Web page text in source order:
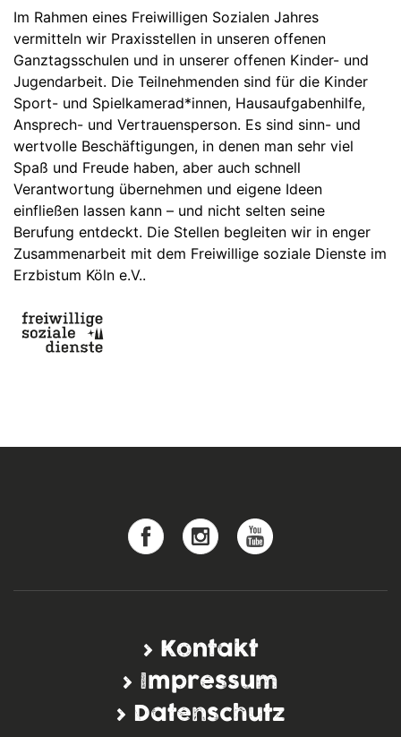
Im Rahmen eines Freiwilligen Sozialen Jahres
vermitteln wir Praxisstellen in unseren offenen
Ganztagsschulen und in unserer offenen Kinder- und
Jugendarbeit. Die Teilnehmenden sind für die Kinder
Sport- und Spielkamerad*innen, Hausaufgabenhilfe,
Ansprech- und Vertrauensperson. Es sind sinn- und
wertvolle Beschäftigungen, in denen man sehr viel
Spaß und Freude haben, aber auch schnell
Verantwortung übernehmen und eigene Ideen
einfließen lassen kann – und nicht selten seine
Berufung entdeckt. Die Stellen begleiten wir in enger
Zusammenarbeit mit dem Freiwillige soziale Dienste im
Erzbistum Köln e.V..
Kontakt
Impressum
Datenschutz